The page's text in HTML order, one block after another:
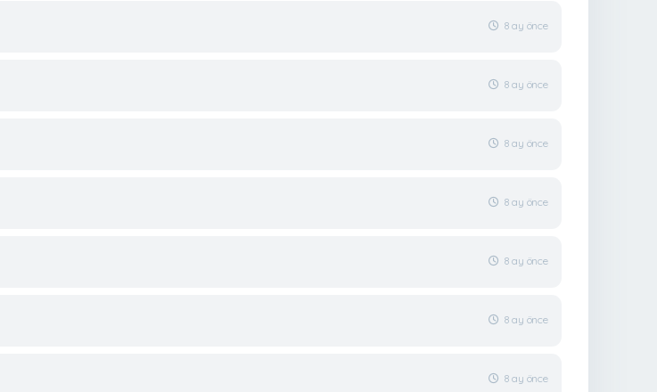
8 ay önce
8 ay önce
8 ay önce
8 ay önce
8 ay önce
8 ay önce
8 ay önce